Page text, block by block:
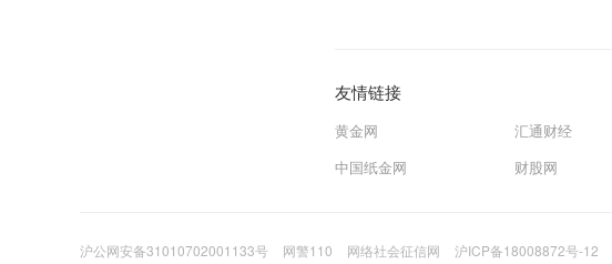
友情链接
黄金网 汇通财经
中国纸金网
财股网
沪公网安备31010702001133号 网警110 网络社会征信网 沪ICP备18008872号-12